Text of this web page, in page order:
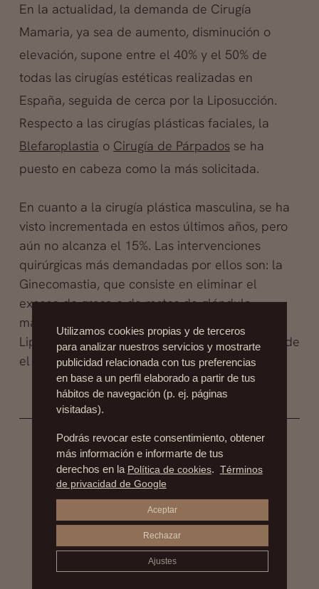
En la actualidad, la demanda de Cirugía
Mamaria, ya sea de aumento, disminución o
elevación, supone entre el 40% y el 50% de
todas las cirugías estéticas realizadas en
España, seguida de cerca por la Liposucción.
Respecto a las cirugías plásticas faciales, la
Blefaroplastia o Cirugía de Párpadosse ha
puesto en cabeza como la más solicitada.
En cuanto a la cirugía plástica masculina, se ha
visto incrementada en estos últimos años, pero
aún no alcanza el 15%. Las intervenciones
quirúrgicas más demandadas por ellos son: la
Ginecomastia, que consiste en eliminar el
exceso de grasa o de restos de glándula
mamaria en la zona pectoral masculina, y la
Liposucción Abdominal, ya que es la zona donde
el hombre tiende a acumular más grasa.
Dr. Alfredo Fernández Blanco
El cirujano plástico Dr. Alfredo Fernández Blanco se
destaca en su rama de la medicina, como el mejor
cirujano de mamas, además es pionero en las llamadas
Utilizamos cookies propias y de terceros
para analizar nuestros servicios y mostrarte
publicidad relacionada con tus preferencias
en base a un perfil elaborado a partir de tus
hábitos de navegación (p. ej. páginas
visitadas).
Podrás revocar este consentimiento, obtener
más información e informarte de tus
derechos en la Política de cookies. Términos
de privacidad de Google
Aceptar
Rechazar
Ajustes